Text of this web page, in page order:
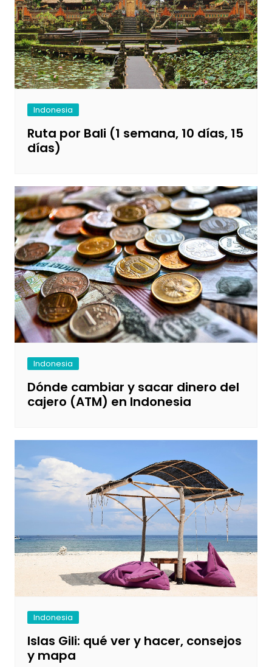
Indonesia
Ruta por Bali (1 semana, 10 días, 15
días)
Indonesia
Dónde cambiar y sacar dinero del
cajero (ATM) en Indonesia
Indonesia
Islas Gili: qué ver y hacer, consejos
y mapa